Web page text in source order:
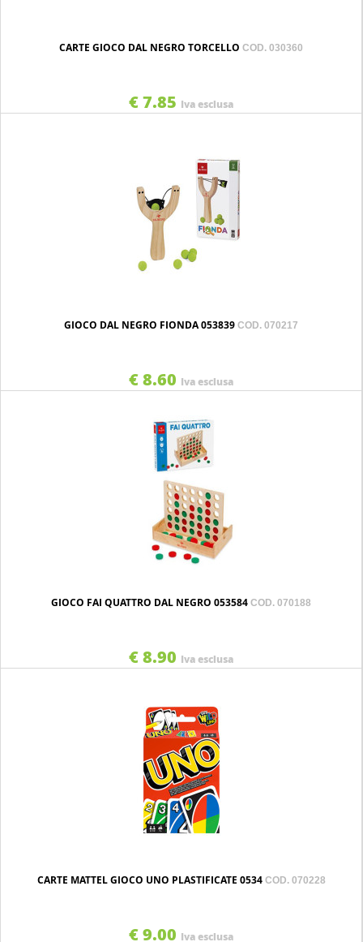
CARTE GIOCO DAL NEGRO TORCELLO COD. 030360
€ 7.85 Iva esclusa
GIOCO DAL NEGRO FIONDA 053839 COD. 070217
€ 8.60 Iva esclusa
GIOCO FAI QUATTRO DAL NEGRO 053584 COD. 070188
€ 8.90 Iva esclusa
CARTE MATTEL GIOCO UNO PLASTIFICATE 0534 COD. 070228
€ 9.00 Iva esclusa